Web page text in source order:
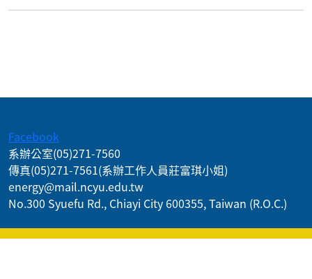
Facebook
系辦公室(05)271-7560
傳真(05)271-7561(系辦工作人員莊富琪小姐)
energy@mail.ncyu.edu.tw
No.300 Syuefu Rd., Chiayi City 600355, Taiwan (R.O.C.)